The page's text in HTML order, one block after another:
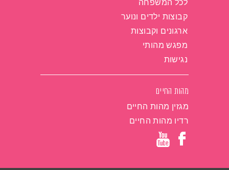
קבוצות ילדים ונוער
ארגונים וקבוצות
מפגש מהותי
מהות החיים
מגזין מהות החיים
רדיו מהות החיים